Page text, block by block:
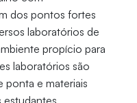
dos pontos fortes
laboratórios de
propício para
laboratórios são
e materiais